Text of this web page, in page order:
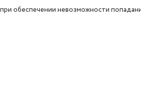
обеспечении невозможности